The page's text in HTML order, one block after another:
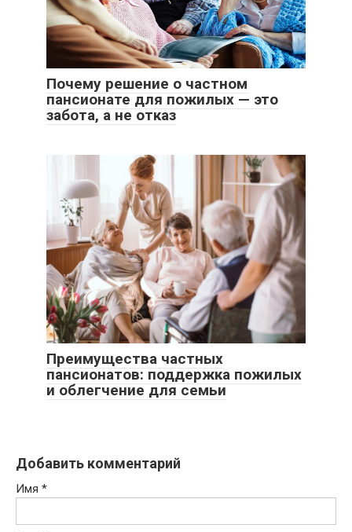
Почему решение о частном
пансионате для пожилых — это
забота, а не отказ
Преимущества частных
пансионатов: поддержка пожилых
и облегчение для семьи
Добавить комментарий
Имя *